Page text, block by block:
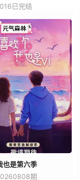
已完结
也是第六季
期